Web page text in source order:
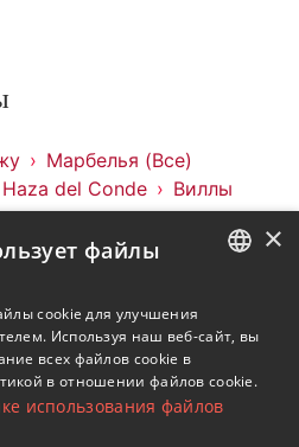
Марбелья (Все)
Haza del Conde
Виллы
SPANISH
FRENCH
×
файлы
cookie для улучшения
Используя наш веб-сайт, вы
всех файлов cookie в
в ​​отношении файлов cookie.
использования файлов